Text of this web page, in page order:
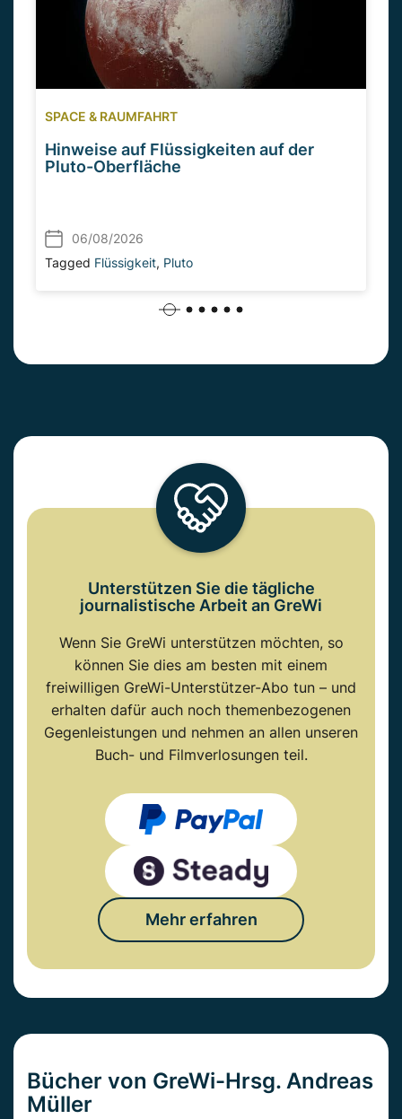
SPACE & RAUMFAHRT
Hinweise auf Flüssigkeiten auf der
Pluto-Oberfläche
06/08/2026
Tagged Flüssigkeit, Pluto
Unterstützen Sie die tägliche
journalistische Arbeit an GreWi
Wenn Sie GreWi unterstützen möchten, so
können Sie dies am besten mit einem
freiwilligen GreWi-Unterstützer-Abo tun – und
erhalten dafür auch noch themenbezogenen
Gegenleistungen und nehmen an allen unseren
Buch- und Filmverlosungen teil.
Mehr erfahren
Bücher von GreWi-Hrsg. Andreas
Müller